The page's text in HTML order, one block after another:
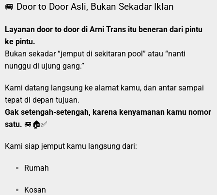
🚐 Door to Door Asli, Bukan Sekadar Iklan
Layanan door to door di Arni Trans itu beneran dari pintu
ke pintu.
Bukan sekadar “jemput di sekitaran pool” atau “nanti
nunggu di ujung gang.”
Kami datang langsung ke alamat kamu, dan antar sampai
tepat di depan tujuan.
Gak setengah-setengah, karena kenyamanan kamu nomor
satu. 🚐🏠✅
Kami siap jemput kamu langsung dari:
Rumah
Kosan